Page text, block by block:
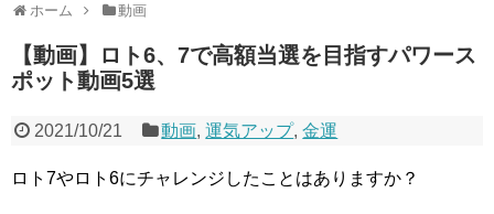
ホーム 動画
【動画】ロト6、7で高額当選を目指すパワース
ポット動画5選
2021/10/21 動画,運気アップ,金運
ロト7やロト6にチャレンジしたことはありますか？